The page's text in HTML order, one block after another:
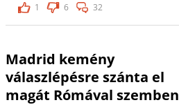
1
6 32
Madrid kemény
válaszlépésre szánta el
magát Rómával szemben